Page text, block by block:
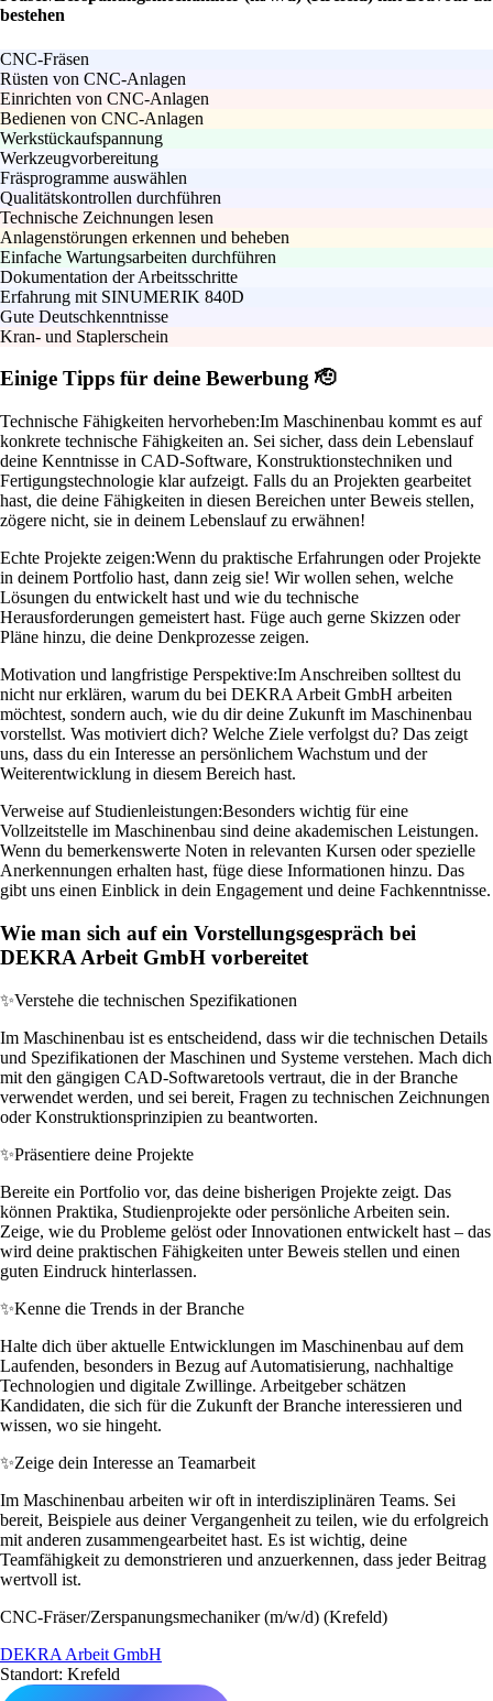
bestehen
CNC-Fräsen
Rüsten von CNC-Anlagen
Einrichten von CNC-Anlagen
Bedienen von CNC-Anlagen
Werkstückaufspannung
Werkzeugvorbereitung
Fräsprogramme auswählen
Qualitätskontrollen durchführen
Technische Zeichnungen lesen
Anlagenstörungen erkennen und beheben
Einfache Wartungsarbeiten durchführen
Dokumentation der Arbeitsschritte
Erfahrung mit SINUMERIK 840D
Gute Deutschkenntnisse
Kran- und Staplerschein
Einige Tipps für deine Bewerbung 🫡
Technische Fähigkeiten hervorheben:Im Maschinenbau kommt es auf
konkrete technische Fähigkeiten an. Sei sicher, dass dein Lebenslauf
deine Kenntnisse in CAD-Software, Konstruktionstechniken und
Fertigungstechnologie klar aufzeigt. Falls du an Projekten gearbeitet
hast, die deine Fähigkeiten in diesen Bereichen unter Beweis stellen,
zögere nicht, sie in deinem Lebenslauf zu erwähnen!
Echte Projekte zeigen:Wenn du praktische Erfahrungen oder Projekte
in deinem Portfolio hast, dann zeig sie! Wir wollen sehen, welche
Lösungen du entwickelt hast und wie du technische
Herausforderungen gemeistert hast. Füge auch gerne Skizzen oder
Pläne hinzu, die deine Denkprozesse zeigen.
Motivation und langfristige Perspektive:Im Anschreiben solltest du
nicht nur erklären, warum du bei DEKRA Arbeit GmbH arbeiten
möchtest, sondern auch, wie du dir deine Zukunft im Maschinenbau
vorstellst. Was motiviert dich? Welche Ziele verfolgst du? Das zeigt
uns, dass du ein Interesse an persönlichem Wachstum und der
Weiterentwicklung in diesem Bereich hast.
Verweise auf Studienleistungen:Besonders wichtig für eine
Vollzeitstelle im Maschinenbau sind deine akademischen Leistungen.
Wenn du bemerkenswerte Noten in relevanten Kursen oder spezielle
Anerkennungen erhalten hast, füge diese Informationen hinzu. Das
gibt uns einen Einblick in dein Engagement und deine Fachkenntnisse.
Wie man sich auf ein Vorstellungsgespräch bei
DEKRA Arbeit GmbH vorbereitet
✨Verstehe die technischen Spezifikationen
Im Maschinenbau ist es entscheidend, dass wir die technischen Details
und Spezifikationen der Maschinen und Systeme verstehen. Mach dich
mit den gängigen CAD-Softwaretools vertraut, die in der Branche
verwendet werden, und sei bereit, Fragen zu technischen Zeichnungen
oder Konstruktionsprinzipien zu beantworten.
✨Präsentiere deine Projekte
Bereite ein Portfolio vor, das deine bisherigen Projekte zeigt. Das
können Praktika, Studienprojekte oder persönliche Arbeiten sein.
Zeige, wie du Probleme gelöst oder Innovationen entwickelt hast – das
wird deine praktischen Fähigkeiten unter Beweis stellen und einen
guten Eindruck hinterlassen.
✨Kenne die Trends in der Branche
Halte dich über aktuelle Entwicklungen im Maschinenbau auf dem
Laufenden, besonders in Bezug auf Automatisierung, nachhaltige
Technologien und digitale Zwillinge. Arbeitgeber schätzen
Kandidaten, die sich für die Zukunft der Branche interessieren und
wissen, wo sie hingeht.
✨Zeige dein Interesse an Teamarbeit
Im Maschinenbau arbeiten wir oft in interdisziplinären Teams. Sei
bereit, Beispiele aus deiner Vergangenheit zu teilen, wie du erfolgreich
mit anderen zusammengearbeitet hast. Es ist wichtig, deine
Teamfähigkeit zu demonstrieren und anzuerkennen, dass jeder Beitrag
wertvoll ist.
CNC-Fräser/Zerspanungsmechaniker (m/w/d) (Krefeld)
DEKRA Arbeit GmbH
Standort: Krefeld